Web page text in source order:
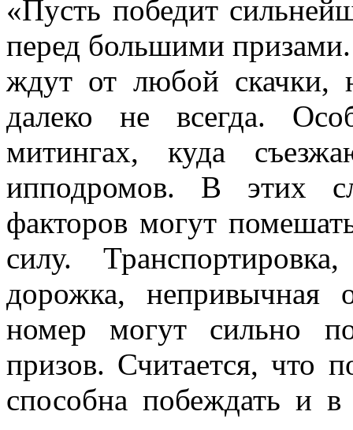
«Пусть победит
перед большими призами.
ждут от любой скачки,
далеко не всегда.
митингах, куда
ипподромов. В этих
факторов могут
силу.
дорожка, непривычная
номер могут сильно
призов. Считается, что
способна побеждать и